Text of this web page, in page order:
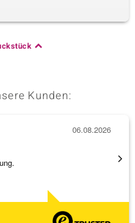
Kunden:
06.08.2026
Bin